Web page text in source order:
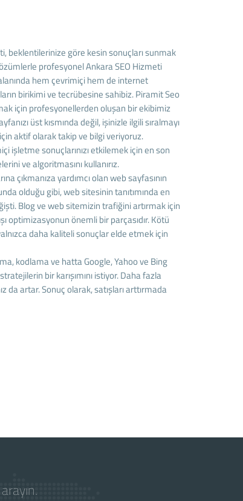
beklentilerinize göre kesin sonuçları sunmak
profesyonel Ankara SEO Hizmeti
hem çevrimiçi hem de internet
birikimi ve tecrübesine sahibiz. Piramit Seo
için profesyonellerden oluşan bir ekibimiz
üst kısmında değil, işinizle ilgili sıralmayı
aktif olarak takip ve bilgi veriyoruz.
işletme sonuçlarınızı etkilemek için en son
ve algoritmasını kullanırız.
çıkmanıza yardımcı olan web sayfasının
olduğu gibi, web sitesinin tanıtımında en
Blog ve web sitemizin trafiğini artırmak için
optimizasyonun önemli bir parçasıdır. Kötü
daha kaliteli sonuçlar elde etmek için
kodlama ve hatta Google, Yahoo ve Bing
bir karışımını istiyor. Daha fazla
da artar. Sonuç olarak, satışları arttırmada